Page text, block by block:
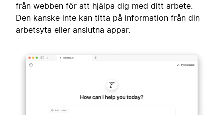
från webben för att hjälpa dig med ditt arbete.
Den kanske inte kan titta på information från din
arbetsyta eller anslutna appar.